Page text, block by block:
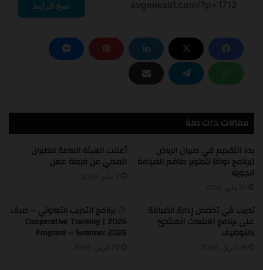
نسخ الرابط
مقالات ذات صلة
بدء التقديم في طيران الرياض
(برنامج نواة) لتطوير طاقم الضيافة
الجوية
أعلنت الهيئة العامة للطيران
المدني عن فرصة عمل
تدريب في تخصص إدارة الضيافة
على برنامج الابتعاث المبتدئ
بالتوظيف
برنامج التدريب التعاوني – صيف
2026 | Cooperative Training
Program – Summer 2026